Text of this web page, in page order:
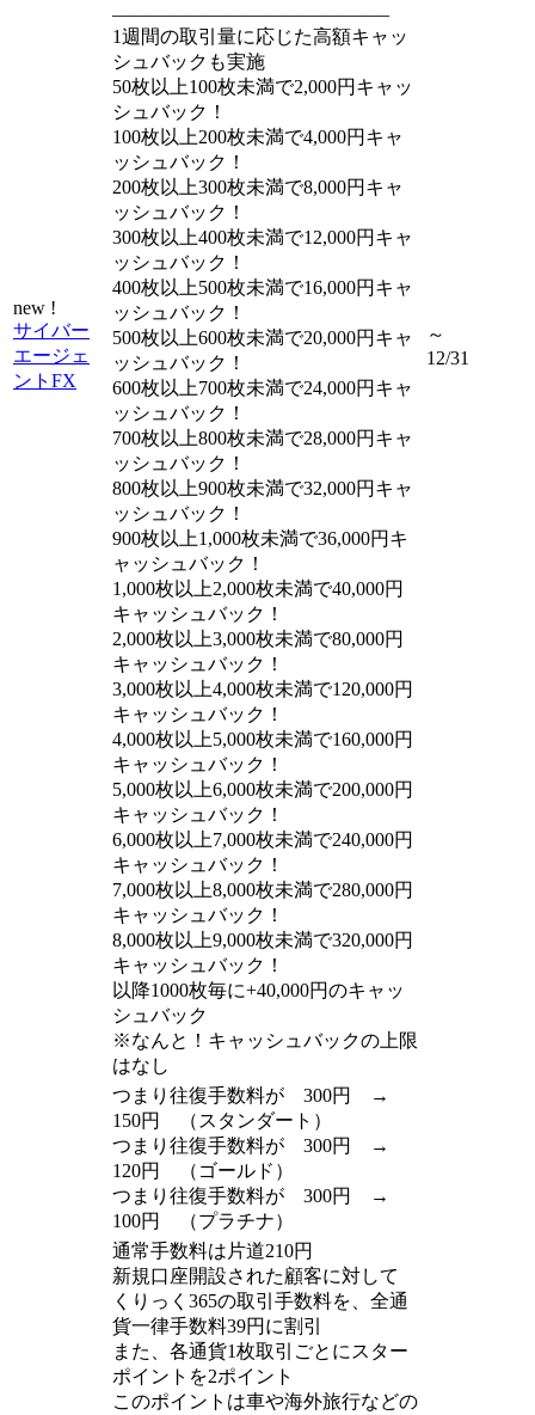
new !
サイバー
エージェ
ントFX
——————————————–
1週間の取引量に応じた高額キャッ
シュバックも実施
50枚以上100枚未満で2,000円キャッ
シュバック！
100枚以上200枚未満で4,000円キャ
ッシュバック！
200枚以上300枚未満で8,000円キャ
ッシュバック！
300枚以上400枚未満で12,000円キャ
ッシュバック！
400枚以上500枚未満で16,000円キャ
ッシュバック！
500枚以上600枚未満で20,000円キャ
ッシュバック！
600枚以上700枚未満で24,000円キャ
ッシュバック！
700枚以上800枚未満で28,000円キャ
ッシュバック！
800枚以上900枚未満で32,000円キャ
ッシュバック！
900枚以上1,000枚未満で36,000円キ
ャッシュバック！
1,000枚以上2,000枚未満で40,000円
キャッシュバック！
2,000枚以上3,000枚未満で80,000円
キャッシュバック！
3,000枚以上4,000枚未満で120,000円
キャッシュバック！
4,000枚以上5,000枚未満で160,000円
キャッシュバック！
5,000枚以上6,000枚未満で200,000円
キャッシュバック！
6,000枚以上7,000枚未満で240,000円
キャッシュバック！
7,000枚以上8,000枚未満で280,000円
キャッシュバック！
8,000枚以上9,000枚未満で320,000円
キャッシュバック！
以降1000枚毎に+40,000円のキャッ
シュバック
※なんと！キャッシュバックの上限
はなし
～
12/31
つまり往復手数料が 300円 →
150円 （スタンダート）
つまり往復手数料が 300円 →
120円 （ゴールド）
つまり往復手数料が 300円 →
100円 （プラチナ）
通常手数料は片道210円
新規口座開設された顧客に対して
くりっく365の取引手数料を、全通
貨一律手数料39円に割引
また、各通貨1枚取引ごとにスター
ポイントを2ポイント
このポイントは車や海外旅行などの